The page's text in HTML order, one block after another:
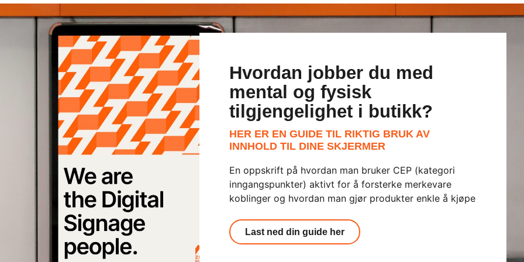
Hvordan jobber du med
mental og fysisk
tilgjengelighet i butikk?
HER ER EN GUIDE TIL RIKTIG BRUK AV
INNHOLD TIL DINE SKJERMER
En oppskrift på hvordan man bruker CEP (kategori
inngangspunkter) aktivt for å forsterke merkevare
koblinger og hvordan man gjør produkter enkle å kjøpe
Last ned din guide her